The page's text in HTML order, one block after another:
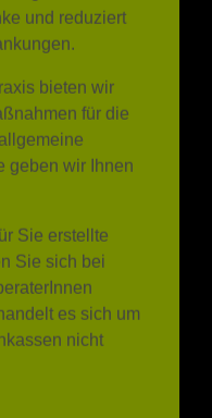
bieten wir
für die
wir Ihnen
Sie erstellte
Sie sich bei
es sich um
nicht